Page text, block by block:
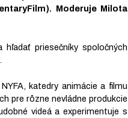
Moderuje Milota
priesečníky spoločných
katedry animácie a filmu
pre rôzne nevládne produkcie
videá a experimentuje s